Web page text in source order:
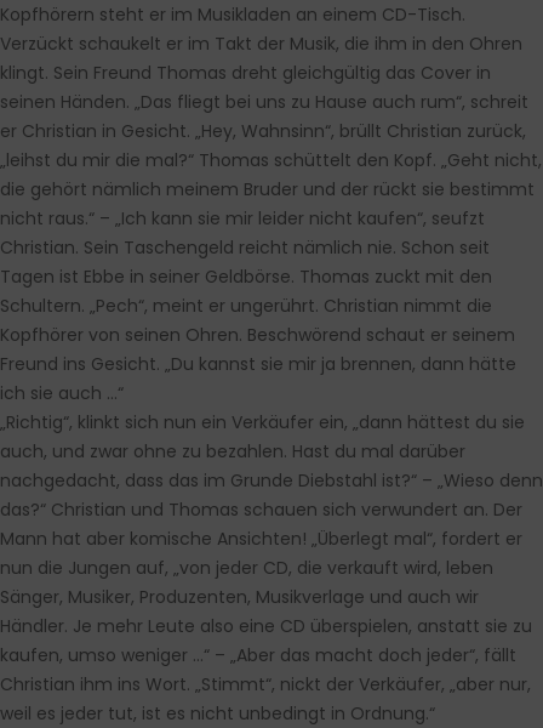
Kopfhörern steht er im Musikladen an einem CD-Tisch.
Verzückt schaukelt er im Takt der Musik, die ihm in den Ohren
klingt. Sein Freund Thomas dreht gleichgültig das Cover in
seinen Händen. „Das fliegt bei uns zu Hause auch rum“, schreit
er Christian in Gesicht. „Hey, Wahnsinn“, brüllt Christian zurück,
„leihst du mir die mal?“ Thomas schüttelt den Kopf. „Geht nicht,
die gehört nämlich meinem Bruder und der rückt sie bestimmt
nicht raus.“ – „Ich kann sie mir leider nicht kaufen“, seufzt
Christian. Sein Taschengeld reicht nämlich nie. Schon seit
Tagen ist Ebbe in seiner Geldbörse. Thomas zuckt mit den
Schultern. „Pech“, meint er ungerührt. Christian nimmt die
Kopfhörer von seinen Ohren. Beschwörend schaut er seinem
Freund ins Gesicht. „Du kannst sie mir ja brennen, dann hätte
ich sie auch …“
„Richtig“, klinkt sich nun ein Verkäufer ein, „dann hättest du sie
auch, und zwar ohne zu bezahlen. Hast du mal darüber
nachgedacht, dass das im Grunde Diebstahl ist?“ – „Wieso denn
das?“ Christian und Thomas schauen sich verwundert an. Der
Mann hat aber komische Ansichten! „Überlegt mal“, fordert er
nun die Jungen auf, „von jeder CD, die verkauft wird, leben
Sänger, Musiker, Produzenten, Musikverlage und auch wir
Händler. Je mehr Leute also eine CD überspielen, anstatt sie zu
kaufen, umso weniger …“ – „Aber das macht doch jeder“, fällt
Christian ihm ins Wort. „Stimmt“, nickt der Verkäufer, „aber nur,
weil es jeder tut, ist es nicht unbedingt in Ordnung.“